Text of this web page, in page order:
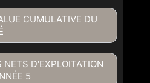
CUMULATIVE DU
NETS D'EXPLOITATION
5